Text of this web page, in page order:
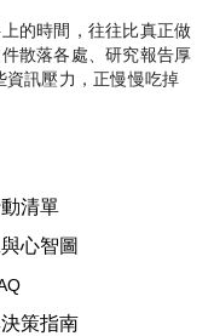
的時間，往往比真正做
散落各處、研究報告厚
資訊壓力，正慢慢吃掉
清單
心智圖
策指南